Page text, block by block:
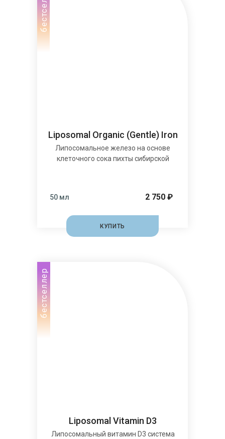
50 мл
Липосомальное железо на основе
клеточного сока пихты сибирской
Liposomal Organic (Gentle) Iron
КУПИТЬ
2 750 ₽
Липосомальный витамин D3 система
Liposomal Vitamin D3
бестселлер